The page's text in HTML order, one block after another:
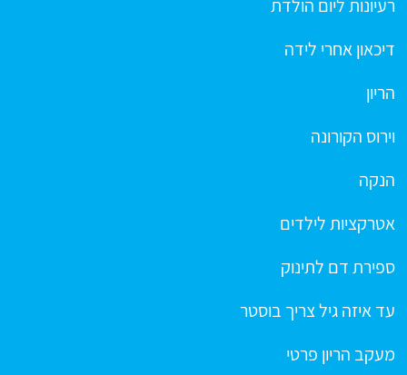
רעיונות ליום הולדת
דיכאון אחרי לידה
הריון
וירוס הקורונה
הנקה
אטרקציות לילדים
ספירת דם לתינוק
עד איזה גיל צריך בוסטר
מעקב הריון פרטי